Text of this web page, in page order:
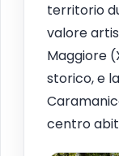
territorio
valore
Maggiore
storico, e
centro